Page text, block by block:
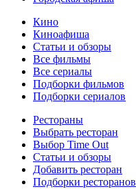
Кино
Киноафиша
Статьи и обзоры
Все фильмы
Все сериалы
Подборки фильмов
Подборки сериалов
Рестораны
Выбрать ресторан
Выбор Time Out
Статьи и обзоры
Добавить ресторан
Подборки ресторанов